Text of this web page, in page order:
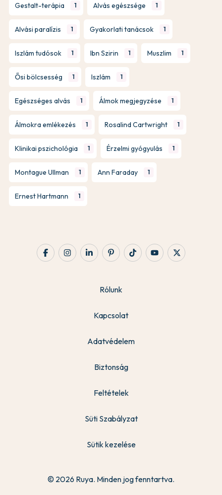
Gestalt-terápia 1 Alvás egészsége 1
Alvási paralízis 1 Gyakorlati tanácsok 1
Iszlám tudósok 1 Ibn Szirin 1 Muszlim 1
Ősi bölcsesség 1 Iszlám 1
Egészséges alvás 1 Álmok megjegyzése 1
Álmokra emlékezés 1 Rosalind Cartwright 1
Klinikai pszichológia 1 Érzelmi gyógyulás 1
Montague Ullman 1 Ann Faraday 1
Ernest Hartmann 1
Rólunk
Kapcsolat
Adatvédelem
Biztonság
Feltételek
Süti Szabályzat
Sütik kezelése
© 2026 Ruya. Minden jog fenntartva.